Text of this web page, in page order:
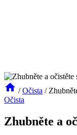
/ Očista /
Očista
Zhubněte a